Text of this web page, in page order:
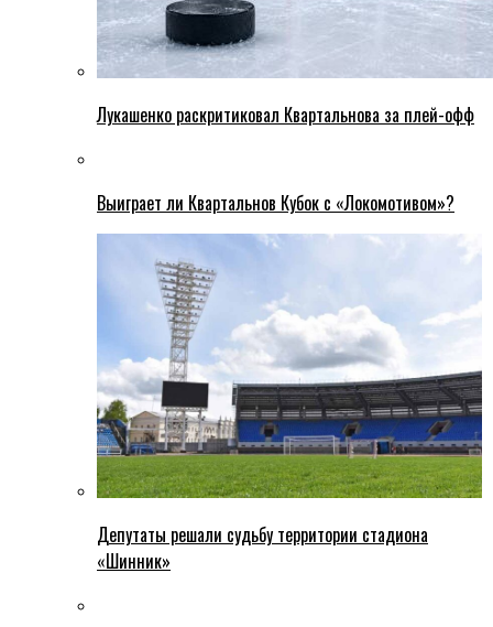
Лукашенко раскритиковал Квартальнова за плей-офф
Выиграет ли Квартальнов Кубок с «Локомотивом»?
Депутаты решали судьбу территории стадиона
«Шинник»